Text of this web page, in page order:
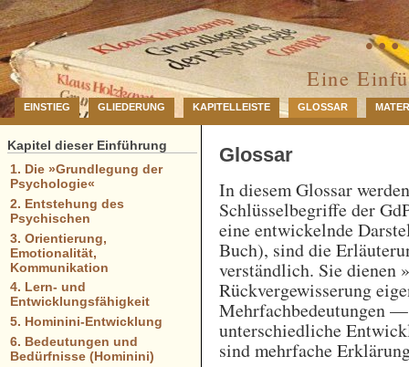
…
Eine
EINSTIEG GLIEDERUNG KAPITELLEISTE GLOSSAR
Glossar
In diesem Glossar
Schlüsselbegriffe der
eine entwickelnde
Buch), sind die
verständlich. Sie dienen
Rückvergewisserung
Mehrfachbedeutungen
unterschiedliche
sind mehrfache
Kapitel dieser Einführung
1. Die »Grundlegung der
Psychologie«
2. Entstehung des
Psychischen
3. Orientierung,
Emotionalität,
Kommunikation
4. Lern- und
Entwicklungsfähigkeit
5. Hominini-Entwicklung
6. Bedeutungen und
Bedürfnisse (Hominini)